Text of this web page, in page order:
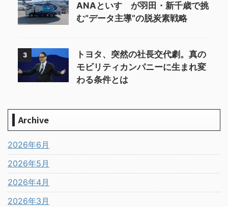
ANAといすゞが羽田・新千歳で挑
む“データ主導”の脱炭素戦略
3
トヨタ、突然の社長交代劇。真の
モビリティカンパニーに生まれ変
わる条件とは
Archive
2026年6月
2026年5月
2026年4月
2026年3月